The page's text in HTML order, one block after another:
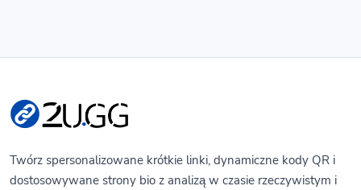
Twórz spersonalizowane krótkie linki, dynamiczne kody QR i
dostosowywane strony bio z analizą w czasie rzeczywistym i